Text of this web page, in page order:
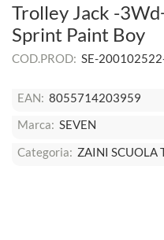
Trolley Jack -
Sprint Paint Boy
COD.PROD: SE-
EAN: 8055714203959
Marca: SEVEN
Categoria: ZAINI SCUOLA